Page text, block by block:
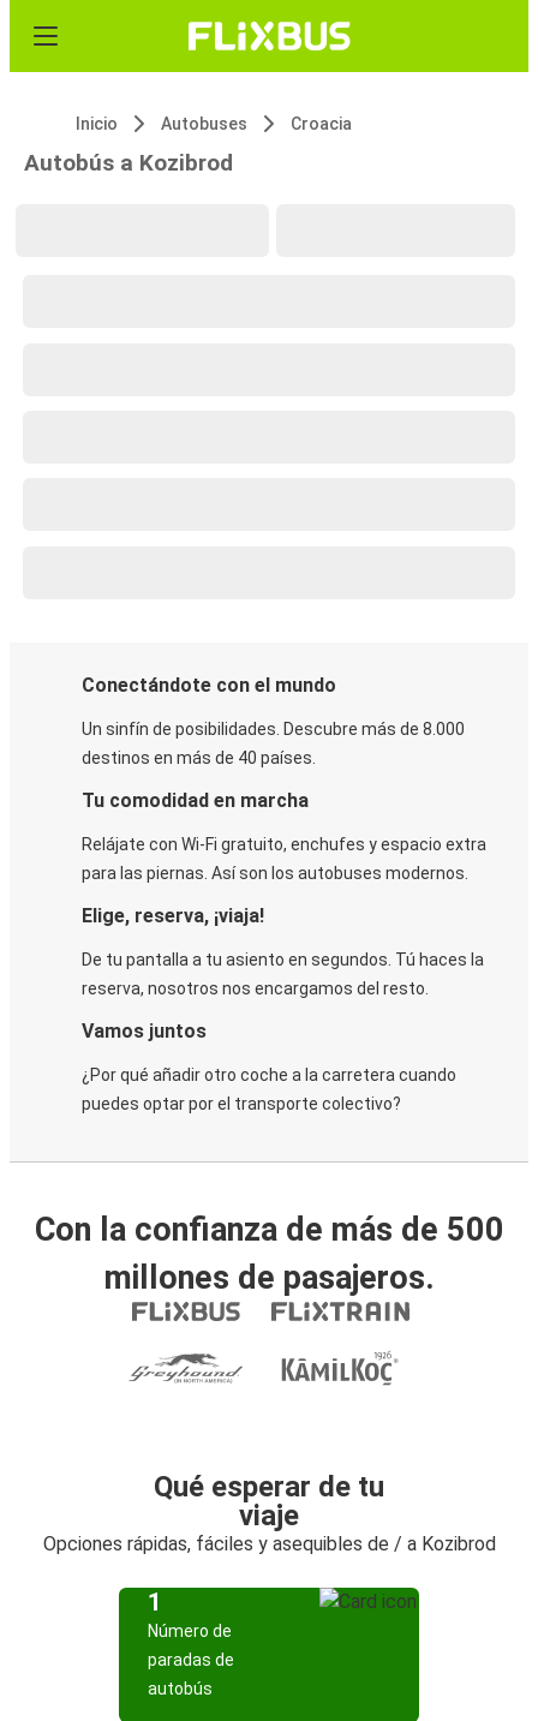
Inicio Autobuses Croacia
Autobús a Kozibrod
Conectándote con el mundo
Un sinfín de posibilidades. Descubre más de 8.000
destinos en más de 40 países.
Tu comodidad en marcha
Relájate con Wi-Fi gratuito, enchufes y espacio extra
para las piernas. Así son los autobuses modernos.
Elige, reserva, ¡viaja!
De tu pantalla a tu asiento en segundos. Tú haces la
reserva, nosotros nos encargamos del resto.
Vamos juntos
¿Por qué añadir otro coche a la carretera cuando
puedes optar por el transporte colectivo?
Con la confianza de más de 500
millones de pasajeros.
Qué esperar de tu
viaje
Opciones rápidas, fáciles y asequibles de / a Kozibrod
1
Número de
paradas de
autobús